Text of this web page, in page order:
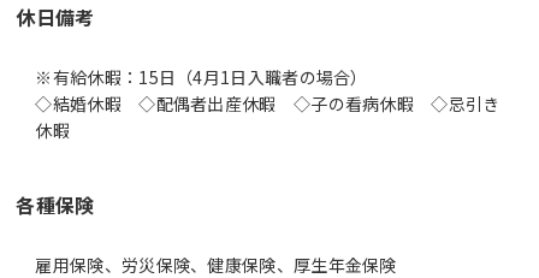
休日備考
※有給休暇：15日（4月1日入職者の場合）
◇結婚休暇 ◇配偶者出産休暇 ◇子の看病休暇 ◇忌引き
休暇
各種保険
雇用保険、労災保険、健康保険、厚生年金保険